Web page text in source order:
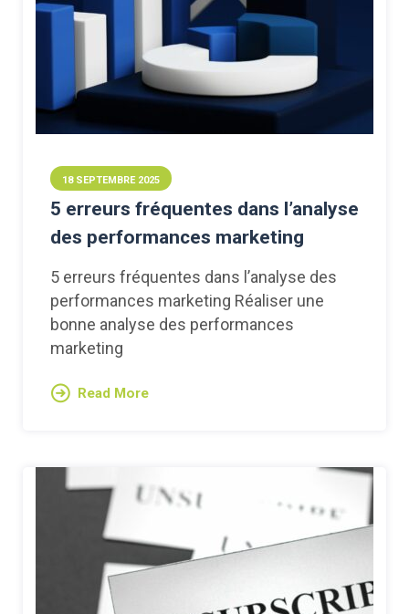
18 SEPTEMBRE 2025
5 erreurs fréquentes dans l’analyse
des performances marketing
5 erreurs fréquentes dans l’analyse des
performances marketing Réaliser une
bonne analyse des performances
marketing
Read More